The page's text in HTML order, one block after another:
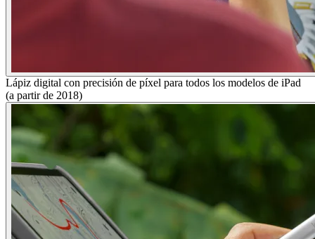
Lápiz digital con precisión de píxel para todos los modelos de iPad
(a partir de 2018)